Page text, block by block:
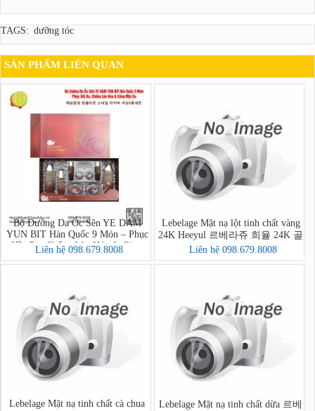
TAGS: dưỡng tóc
SẢN PHẨM LIÊN QUAN
Bộ Dưỡng Da Ốc Sên YE DAM
YUN BIT Hàn Quốc 9 Món – Phục
Hồi Da, Chống Lão Hóa & Căng
Mịn Da
Liên hệ 098.679.8008
Lebelage Mặt nạ lột tinh chất vàng
24K Heeyul 르베라쥬 희율 24K 골
드 필 오프 팩
Liên hệ 098.679.8008
Lebelage Mặt nạ tinh chất cà chua
Lebelage Mặt nạ tinh chất dừa 르베